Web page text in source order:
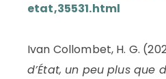
etat,35531.html
Ivan Collombet, H. G.
d’État, un peu plus que